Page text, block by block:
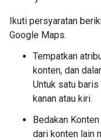
Ikuti persyaratan
Google Maps.
Tempatkan
konten, dan
Untuk satu
kanan atau kiri.
Bedakan
dari konten lain